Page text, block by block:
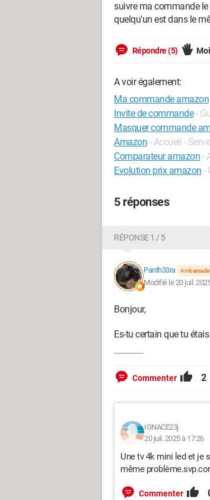
suivre ma commande
quelqu'un est dans le
Répondre (5)
A voir également:
Ma commande amazon
Invite de commande -
Masquer commande
Amazon - Accueil -
Comparateur amazon -
Evolution prix amazon -
5 réponses
RÉPONSE 1 / 5
Panth33ra
Modifié le 20 juil.
Bonjour,
Es-tu certain que tu
Commenter 2
IGNACE23j
20 juil. 2025 à 17:26
Une tv 4k mini led et je
même
Commenter